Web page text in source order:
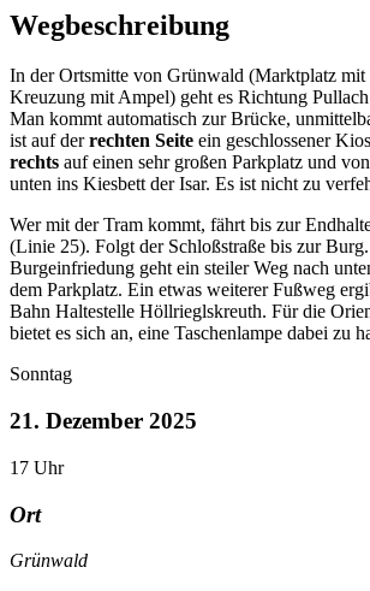
Wegbeschreibung
In der Ortsmitte von Grünwald (Marktplatz mit
Kreuzung mit Ampel) geht es Richtung
Man kommt automatisch zur Brücke,
ist auf derrechten Seite ein geschlossener
rechts auf einen sehr großen Parkplatz und
unten ins Kiesbett der Isar. Es ist nicht zu
Wer mit der Tram kommt, fährt bis zur
(Linie 25). Folgt der Schloßstraße bis zur
Burgeinfriedung geht ein steiler Weg nach
dem Parkplatz. Ein etwas weiterer Fußweg
Bahn Haltestelle Höllrieglskreuth. Für die
bietet es sich an, eine Taschenlampe dabei zu
Sonntag
21. Dezember 2025
17 Uhr
Ort
Grünwald